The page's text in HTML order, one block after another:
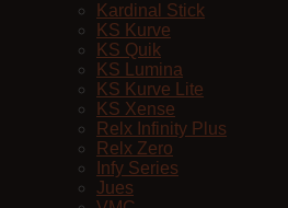
Kardinal Stick
KS Kurve
KS Quik
KS Lumina
KS Kurve Lite
KS Xense
Relx Infinity Plus
Relx Zero
Infy Series
Jues